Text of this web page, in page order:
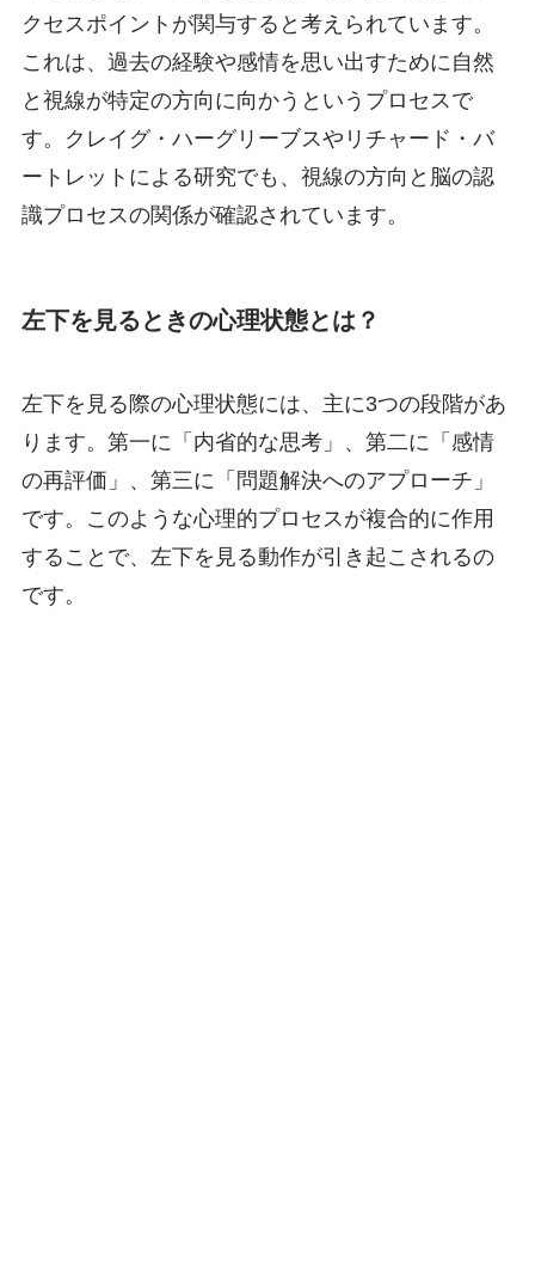
クセスポイントが関与すると考えられています。
これは、過去の経験や感情を思い出すために自然
と視線が特定の方向に向かうというプロセスで
す。クレイグ・ハーグリーブスやリチャード・バ
ートレットによる研究でも、視線の方向と脳の認
識プロセスの関係が確認されています。
左下を見るときの心理状態とは？
左下を見る際の心理状態には、主に3つの段階があ
ります。第一に「内省的な思考」、第二に「感情
の再評価」、第三に「問題解決へのアプローチ」
です。このような心理的プロセスが複合的に作用
することで、左下を見る動作が引き起こされるの
です。